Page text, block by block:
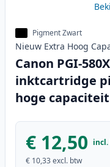
Pigment Zwart
Nieuw Extra Hoog
Canon PGI-
inktcartridge
hoge
€ 12,50
€ 10,33excl. btw